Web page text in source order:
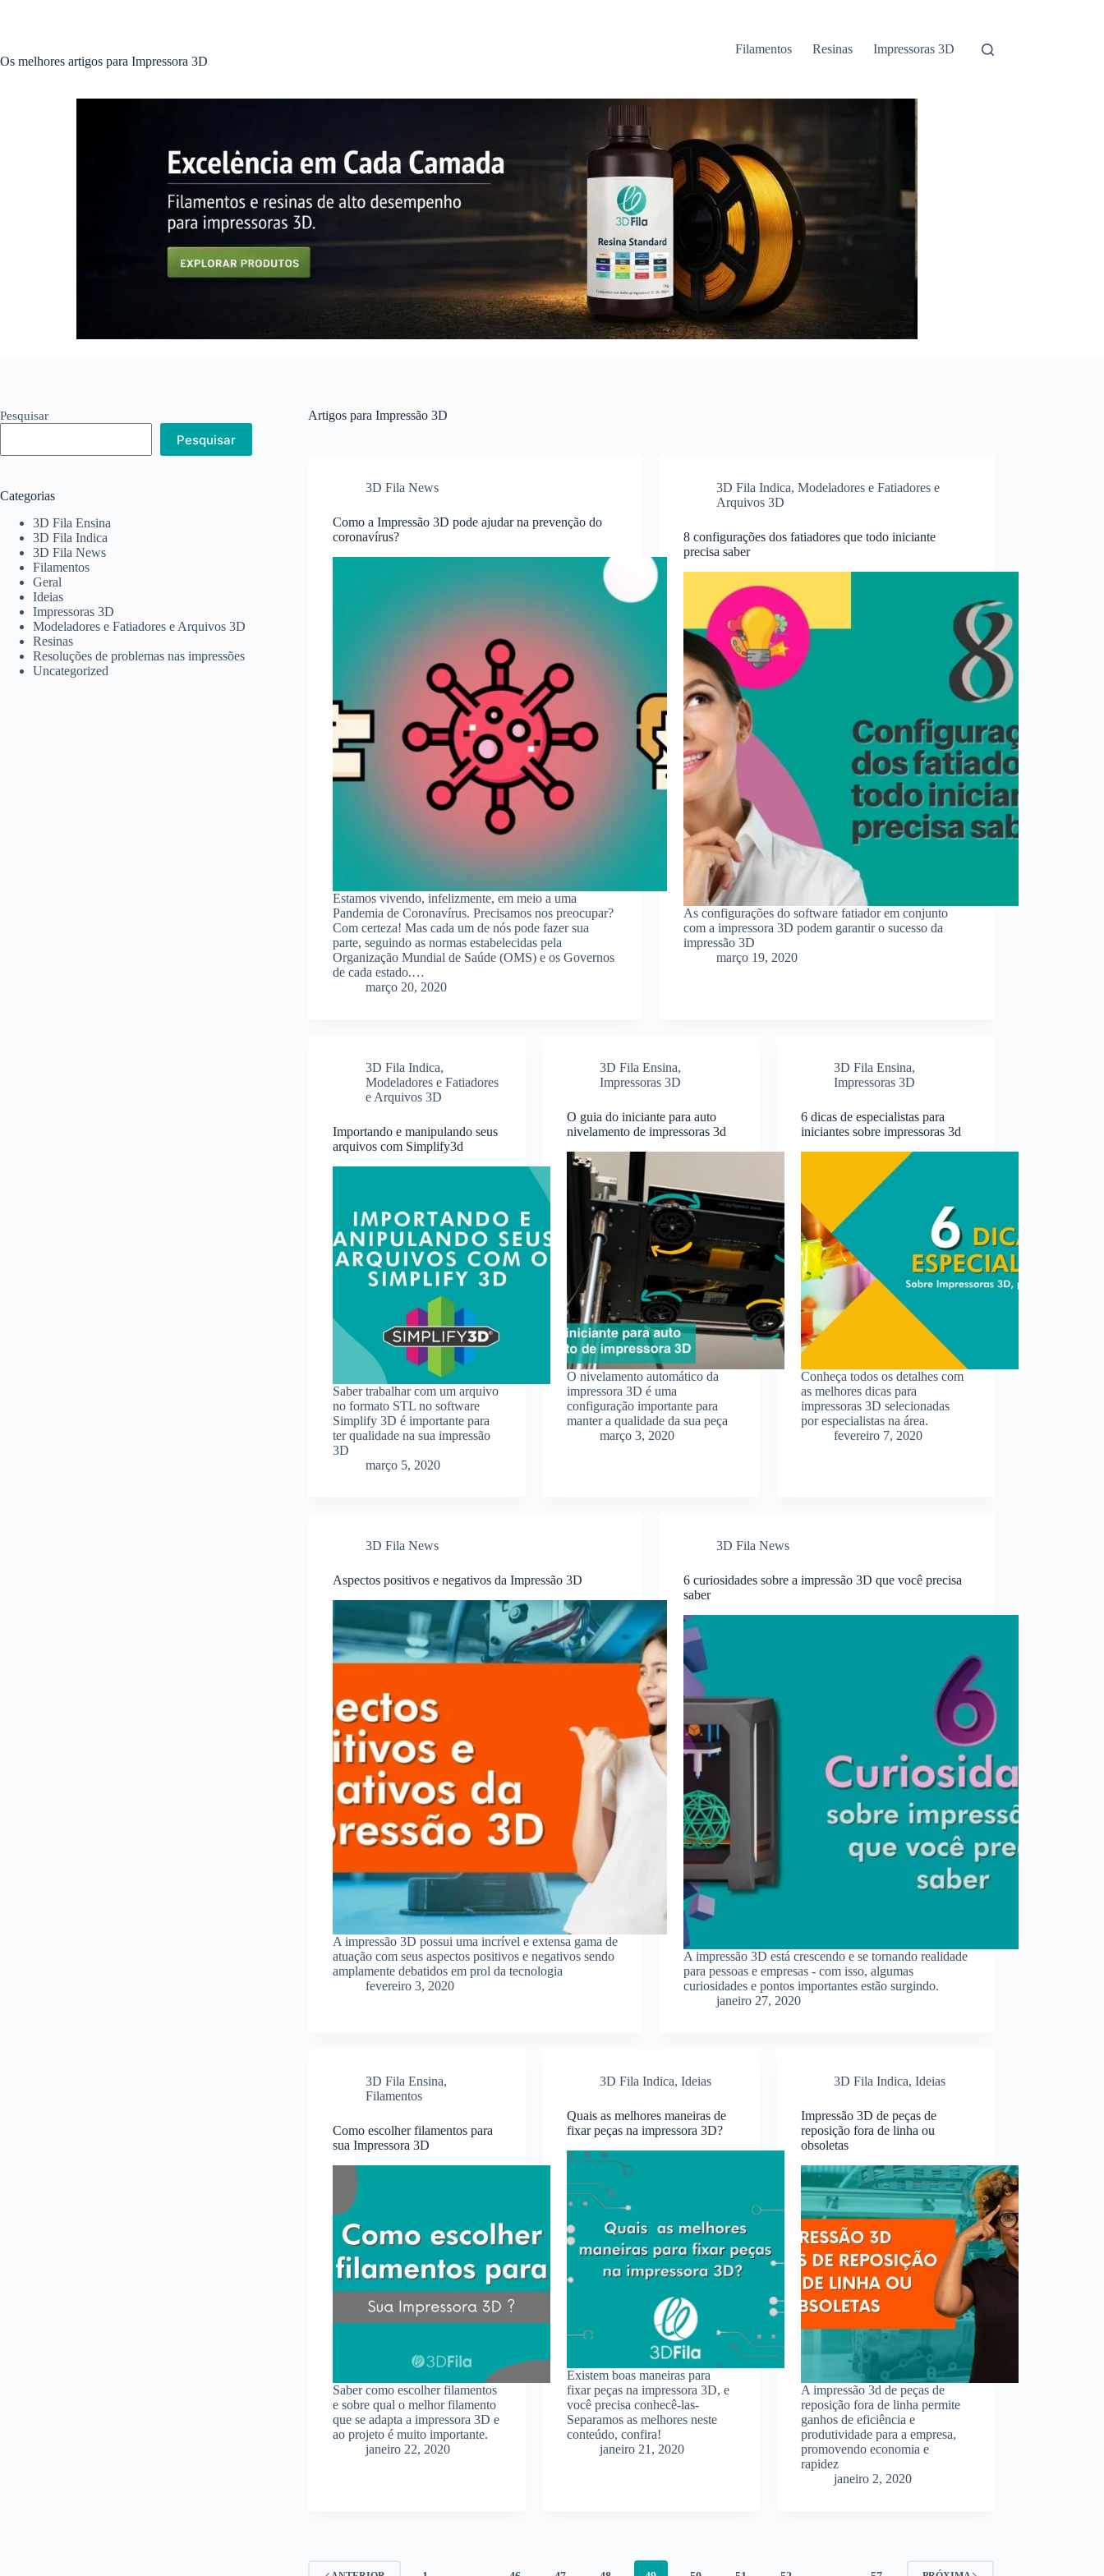
Os melhores artigos para Impressora 3D
Filamentos Resinas Impressoras 3D
Artigos para Impressão 3D
3D Fila News
Como a Impressão 3D pode ajudar na prevenção do
coronavírus?
Estamos vivendo, infelizmente, em meio a uma
Pandemia de Coronavírus. Precisamos nos preocupar?
Com certeza! Mas cada um de nós pode fazer sua
parte, seguindo as normas estabelecidas pela
Organização Mundial de Saúde (OMS) e os Governos
de cada estado.…
março 20, 2020
3D Fila Indica,Modeladores e Fatiadores e
Arquivos 3D
8 configurações dos fatiadores que todo iniciante
precisa saber
As configurações do software fatiador em conjunto
com a impressora 3D podem garantir o sucesso da
impressão 3D
março 19, 2020
3D Fila Indica,
Modeladores e Fatiadores
e Arquivos 3D
Importando e manipulando seus
arquivos com Simplify3d
Saber trabalhar com um arquivo
no formato STL no software
Simplify 3D é importante para
ter qualidade na sua impressão
3D
março 5, 2020
3D Fila Ensina,
Impressoras 3D
O guia do iniciante para auto
nivelamento de impressoras 3d
O nivelamento automático da
impressora 3D é uma
configuração importante para
manter a qualidade da sua peça
março 3, 2020
3D Fila Ensina,
Impressoras 3D
6 dicas de especialistas para
iniciantes sobre impressoras 3d
Conheça todos os detalhes com
as melhores dicas para
impressoras 3D selecionadas
por especialistas na área.
fevereiro 7, 2020
3D Fila News
Aspectos positivos e negativos da Impressão 3D
A impressão 3D possui uma incrível e extensa gama de
atuação com seus aspectos positivos e negativos sendo
amplamente debatidos em prol da tecnologia
fevereiro 3, 2020
3D Fila News
6 curiosidades sobre a impressão 3D que você precisa
saber
A impressão 3D está crescendo e se tornando realidade
para pessoas e empresas - com isso, algumas
curiosidades e pontos importantes estão surgindo.
janeiro 27, 2020
3D Fila Ensina,
Filamentos
Como escolher filamentos para
sua Impressora 3D
Saber como escolher filamentos
e sobre qual o melhor filamento
que se adapta a impressora 3D e
ao projeto é muito importante.
janeiro 22, 2020
3D Fila Indica, Ideias
Quais as melhores maneiras de
fixar peças na impressora 3D?
Existem boas maneiras para
fixar peças na impressora 3D, e
você precisa conhecê-las-
Separamos as melhores neste
conteúdo, confira!
janeiro 21, 2020
3D Fila Indica, Ideias
Impressão 3D de peças de
reposição fora de linha ou
obsoletas
A impressão 3d de peças de
reposição fora de linha permite
ganhos de eficiência e
produtividade para a empresa,
promovendo economia e
rapidez
janeiro 2, 2020
Pesquisar
Pesquisar
Categorias
3D Fila Ensina
3D Fila Indica
3D Fila News
Filamentos
Geral
Ideias
Impressoras 3D
Modeladores e Fatiadores e Arquivos 3D
Resinas
Resoluções de problemas nas impressões
Uncategorized